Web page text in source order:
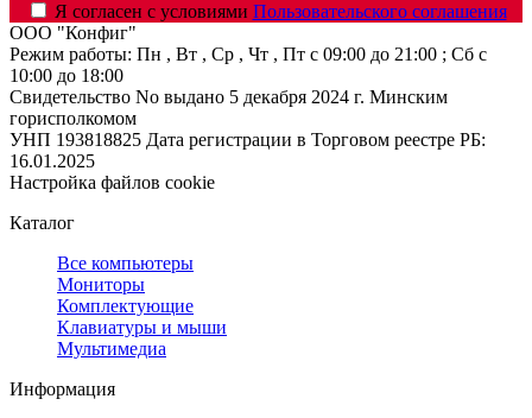
Я согласен с условиями Пользовательского соглашения
ООО "Конфиг"
Режим работы: Пн , Вт , Ср , Чт , Пт c 09:00 до 21:00 ; Сб c
10:00 до 18:00
Свидетельство No выдано 5 декабря 2024 г. Минским
горисполкомом
УНП 193818825 Дата регистрации в Торговом реестре РБ:
16.01.2025
Настройка файлов cookie
Каталог
Все компьютеры
Мониторы
Комплектующие
Клавиатуры и мыши
Мультимедиа
Информация